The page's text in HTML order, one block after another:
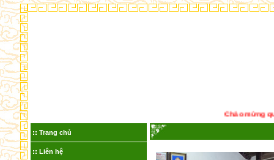
Chào mừng
Trang chủ
Liên hệ